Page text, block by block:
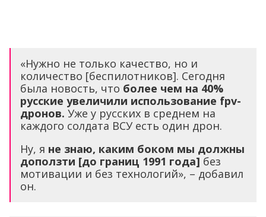
«Нужно не только качество, но и
количество [беспилотников]. Сегодня
была новость, что более чем на 40%
русские увеличили использование fpv-
дронов. Уже у русских в среднем на
каждого солдата ВСУ есть один дрон.
Ну, я не знаю, каким боком мы должны
доползти [до границ 1991 года] без
мотивации и без технологий», – добавил
он.